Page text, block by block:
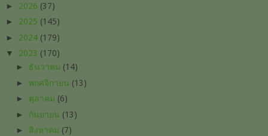
► 2026 (37)
► 2025 (145)
► 2024 (179)
▼ 2023 (170)
► ธันวาคม (14)
► พฤศจิกายน (13)
► ตุลาคม (6)
► กันยายน (13)
► สิงหาคม (7)